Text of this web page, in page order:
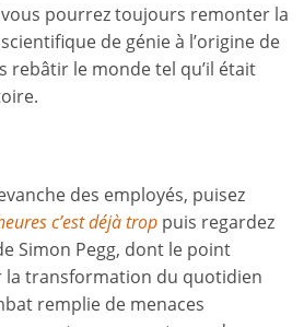
pourrez toujours remonter la
de génie à l’origine de
rebâtir le monde tel qu’il était
des employés, puisez
c’est déjà trop puis regardez
Simon Pegg, dont le point
la transformation du quotidien
remplie de menaces